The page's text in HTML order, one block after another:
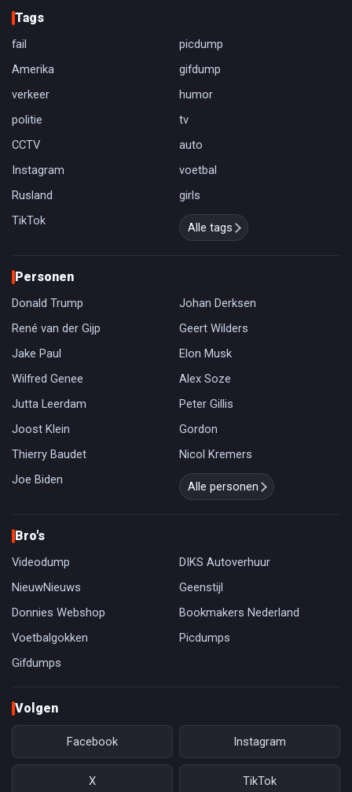
Tags
fail
picdump
Amerika
gifdump
verkeer
humor
politie
tv
CCTV
auto
Instagram
voetbal
Rusland
girls
TikTok
Alle tags
Personen
Donald Trump
Johan Derksen
René van der Gijp
Geert Wilders
Jake Paul
Elon Musk
Wilfred Genee
Alex Soze
Jutta Leerdam
Peter Gillis
Joost Klein
Gordon
Thierry Baudet
Nicol Kremers
Joe Biden
Alle personen
Bro's
Videodump
DIKS Autoverhuur
NieuwNieuws
Geenstijl
Donnies Webshop
Bookmakers Nederland
Voetbalgokken
Picdumps
Gifdumps
Volgen
Facebook Instagram
X TikTok